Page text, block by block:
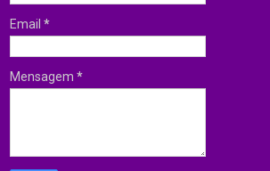
Email*
Mensagem*